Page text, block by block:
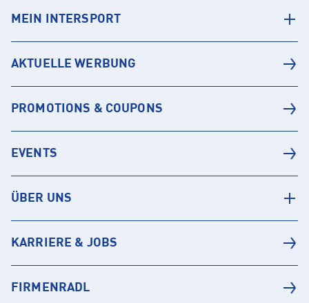
MEIN INTERSPORT
AKTUELLE WERBUNG
PROMOTIONS & COUPONS
EVENTS
ÜBER UNS
KARRIERE & JOBS
FIRMENRADL